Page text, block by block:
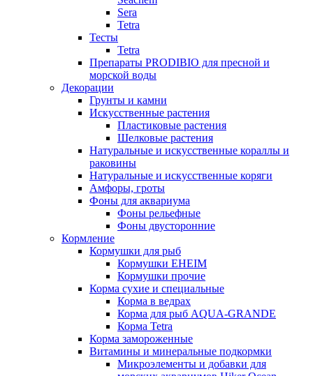
Sera
Tetra
Тесты
Tetra
Препараты PRODIBIO для пресной и
морской воды
Декорации
Грунты и камни
Искусственные растения
Пластиковые растения
Шелковые растения
Натуральные и искусственные кораллы и
раковины
Натуральные и искусственные коряги
Амфоры, гроты
Фоны для аквариума
Фоны рельефные
Фоны двусторонние
Кормление
Кормушки для рыб
Кормушки EHEIM
Кормушки прочие
Корма сухие и специальные
Корма в ведрах
Корма для рыб AQUA-GRANDE
Корма Tetra
Корма замороженные
Витамины и минеральные подкормки
Микроэлементы и добавки для